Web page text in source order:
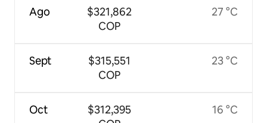
Ago
Sept
Oct
$321,862
COP
$315,551
COP
$312,395
27 °C
23 °C
16 °C